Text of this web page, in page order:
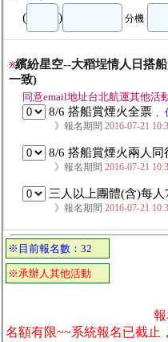
( ) 分機
※繽紛星空--大稻埕情人日搭
一致)
同意email地址台北航運其他活
8/6 搭船賞煙火全票 、
》報名期間2016-07-21
8/6 搭船賞煙火兩人同
》報名期間2016-07-21
三人以上團體(含)每人
》報名期間2016-07-21
※目前報名數：32
※承辦人其他活動
名額有限~~系統報名已截止